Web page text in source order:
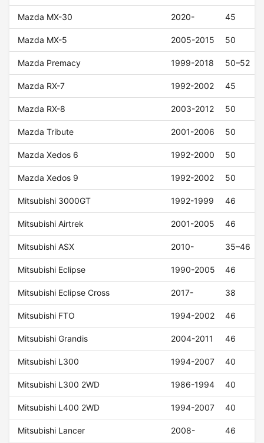
Mazda MX-30 2020- 45
Mazda MX-5 2005-2015 50
Mazda Premacy 1999-2018 50–52
Mazda RX-7 1992-2002 45
Mazda RX-8 2003-2012 50
Mazda Tribute 2001-2006 50
Mazda Xedos 6 1992-2000 50
Mazda Xedos 9 1992-2002 50
Mitsubishi 3000GT 1992-1999 46
Mitsubishi Airtrek 2001-2005 46
Mitsubishi ASX 2010- 35–46
Mitsubishi Eclipse 1990-2005 46
Mitsubishi Eclipse Cross 2017- 38
Mitsubishi FTO 1994-2002 46
Mitsubishi Grandis 2004-2011 46
Mitsubishi L300 1994-2007 40
Mitsubishi L300 2WD 1986-1994 40
Mitsubishi L400 2WD 1994-2007 40
Mitsubishi Lancer 2008- 46